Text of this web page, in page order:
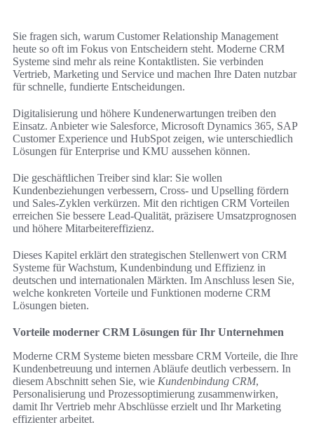
Sie fragen sich, warum Customer Relationship Management
heute so oft im Fokus von Entscheidern steht. Moderne CRM
Systeme sind mehr als reine Kontaktlisten. Sie verbinden
Vertrieb, Marketing und Service und machen Ihre Daten nutzbar
für schnelle, fundierte Entscheidungen.
Digitalisierung und höhere Kundenerwartungen treiben den
Einsatz. Anbieter wie Salesforce, Microsoft Dynamics 365, SAP
Customer Experience und HubSpot zeigen, wie unterschiedlich
Lösungen für Enterprise und KMU aussehen können.
Die geschäftlichen Treiber sind klar: Sie wollen
Kundenbeziehungen verbessern, Cross- und Upselling fördern
und Sales-Zyklen verkürzen. Mit den richtigen CRM Vorteilen
erreichen Sie bessere Lead-Qualität, präzisere Umsatzprognosen
und höhere Mitarbeitereffizienz.
Dieses Kapitel erklärt den strategischen Stellenwert von CRM
Systeme für Wachstum, Kundenbindung und Effizienz in
deutschen und internationalen Märkten. Im Anschluss lesen Sie,
welche konkreten Vorteile und Funktionen moderne CRM
Lösungen bieten.
Vorteile moderner CRM Lösungen für Ihr Unternehmen
Moderne CRM Systeme bieten messbare CRM Vorteile, die Ihre
Kundenbetreuung und internen Abläufe deutlich verbessern. In
diesem Abschnitt sehen Sie, wie Kundenbindung CRM,
Personalisierung und Prozessoptimierung zusammenwirken,
damit Ihr Vertrieb mehr Abschlüsse erzielt und Ihr Marketing
effizienter arbeitet.